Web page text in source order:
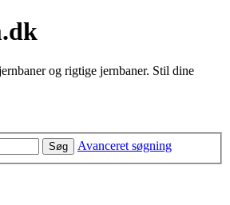
og rigtige jernbaner. Stil dine
Søg Avanceret søgning